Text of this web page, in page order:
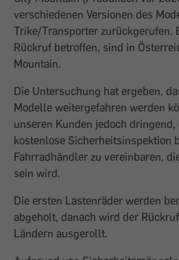
verschiedenen Versionen des
Trike/Transporter zurückgerufen.
Rückruf betroffen, sind in
Mountain.
Die Untersuchung hat ergeben,
Modelle weitergefahren werden
unseren Kunden jedoch
kostenlose Sicherheitsinspektion
Fahrradhändler zu vereinbaren,
sein wird.
Die ersten Lastenräder werden
abgeholt, danach wird der
Ländern ausgerollt.